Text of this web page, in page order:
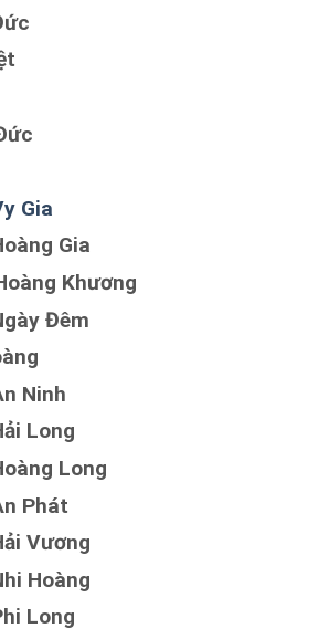
Gia
Gia
Khương
Đêm
Ninh
Long
Long
Phát
Vương
Hoàng
Long